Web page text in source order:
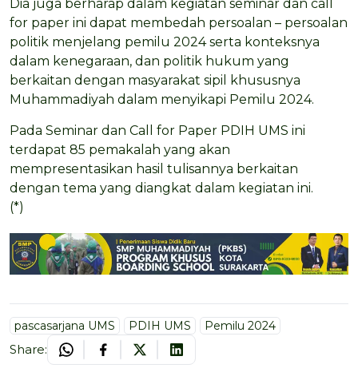
Dia juga berharap dalam kegiatan seminar dan call
for paper ini dapat membedah persoalan – persoalan
politik menjelang pemilu 2024 serta konteksnya
dalam kenegaraan, dan politik hukum yang
berkaitan dengan masyarakat sipil khususnya
Muhammadiyah dalam menyikapi Pemilu 2024.
Pada Seminar dan Call for Paper PDIH UMS ini
terdapat 85 pemakalah yang akan
mempresentasikan hasil tulisannya berkaitan
dengan tema yang diangkat dalam kegiatan ini.
(*)
pascasarjana UMS PDIH UMS Pemilu 2024
Share: